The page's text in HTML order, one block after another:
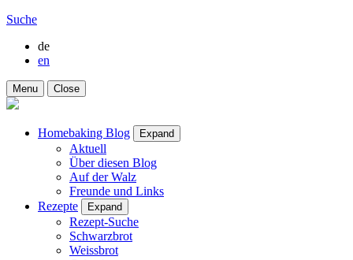
Suche
de
en
Menu Close
Homebaking Blog Expand
Aktuell
Über diesen Blog
Auf der Walz
Freunde und Links
Rezepte
Expand
Rezept-Suche
Schwarzbrot
Weissbrot